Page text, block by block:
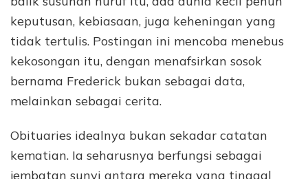
keputusan, kebiasaan, juga keheningan yang
tidak tertulis. Postingan ini mencoba menebus
kekosongan itu, dengan menafsirkan sosok
bernama Frederick bukan sebagai data,
melainkan sebagai cerita.
Obituaries idealnya bukan sekadar catatan
kematian. Ia seharusnya berfungsi sebagai
jembatan sunyi antara mereka yang tinggal